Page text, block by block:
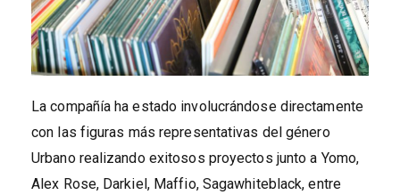
La compañía ha estado involucrándose directamente
con las figuras más representativas del género
Urbano realizando exitosos proyectos junto a Yomo,
Alex Rose, Darkiel, Maffio, Sagawhiteblack, entre